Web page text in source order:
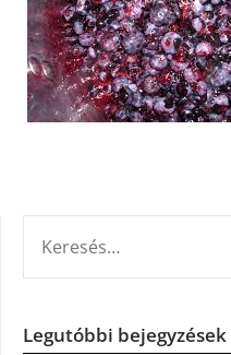
Legutóbbi bejegyzések